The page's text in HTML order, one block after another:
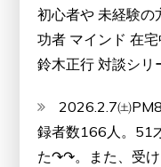
初心者や 未経験の
功者 マインド 在
鈴木正行 対談シリ
2026.2.7㈯
録者数166人。51
た↷↷。また、受